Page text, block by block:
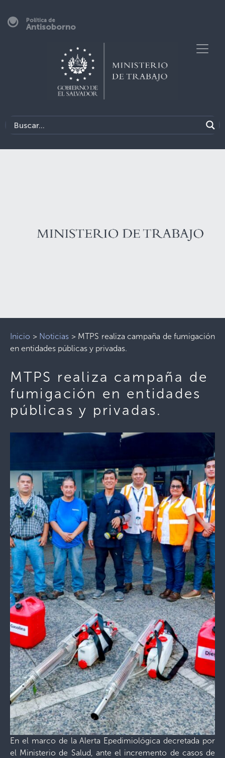
Política de
Antisoborno
Inicio > Noticias > MTPS realiza campaña de fumigación
en entidades públicas y privadas.
MTPS realiza campaña de
fumigación en entidades
públicas y privadas.
En el marco de la Alerta Epedimiológica decretada por
el Ministerio de Salud, ante el incremento de casos de